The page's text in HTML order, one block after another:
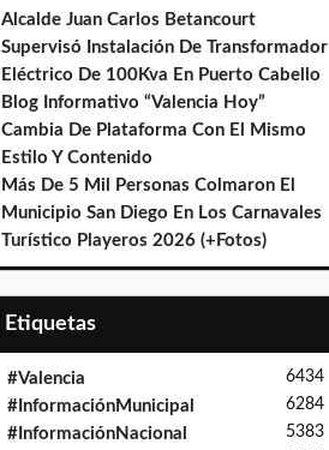
Alcalde Juan Carlos Betancourt
Supervisó Instalación De Transformador
Eléctrico De 100Kva En Puerto Cabello
Blog Informativo “Valencia Hoy”
Cambia De Plataforma Con El Mismo
Estilo Y Contenido
Más De 5 Mil Personas Colmaron El
Municipio San Diego En Los Carnavales
Turístico Playeros 2026 (+Fotos)
Etiquetas
#Valencia 6434
#InformaciónMunicipal 6284
#InformaciónNacional 5383